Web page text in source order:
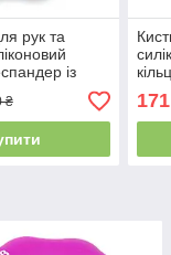
рук та
із
JELLO,
20LB, 9 кг,
₴
кг,
171